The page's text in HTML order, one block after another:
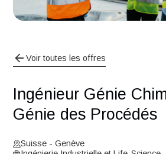
Voir toutes les offres